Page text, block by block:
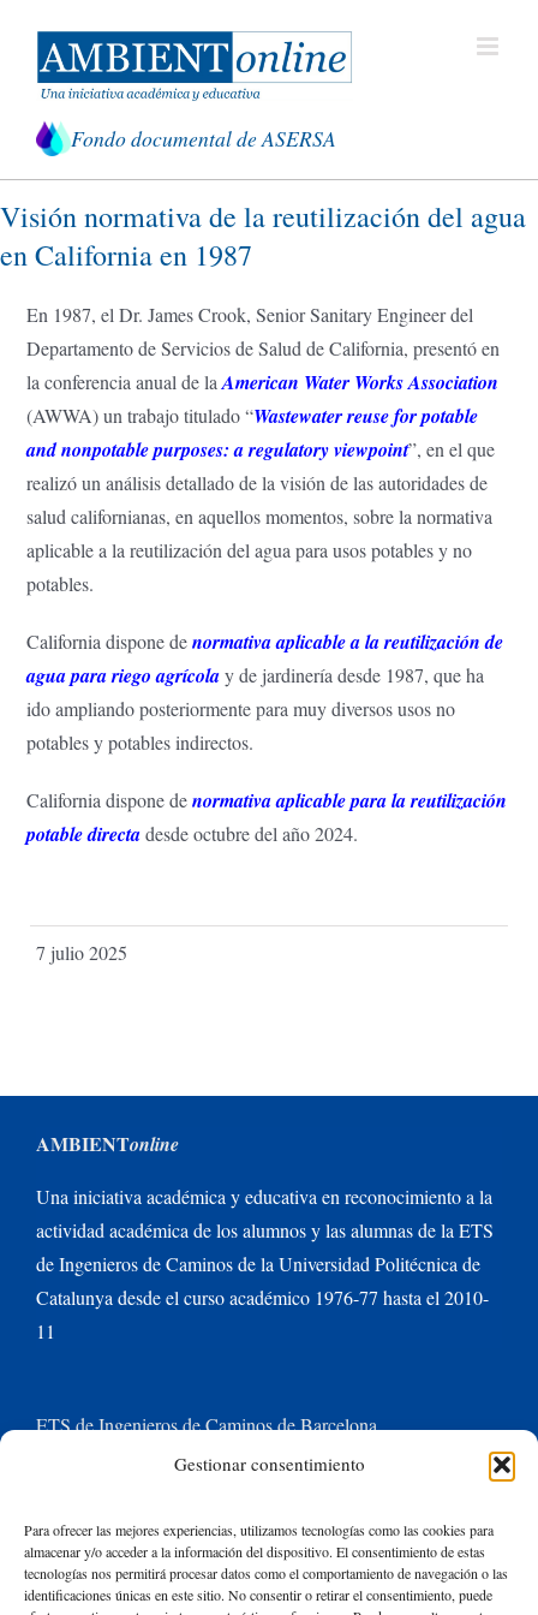
Gestionar consentimiento
Para ofrecer las mejores experiencias, utilizamos tecnologías como las cookies para
almacenar y/o acceder a la información del dispositivo. El consentimiento de estas
tecnologías nos permitirá procesar datos como el comportamiento de navegación o las
identificaciones únicas en este sitio. No consentir o retirar el consentimiento, puede
contenido
Fondo documental de ASERSA
Visión normativa de la reutilización del agua
en California en 1987
En 1987, el Dr. James Crook, Senior Sanitary Engineer del
Departamento de Servicios de Salud de California, presentó en
la conferencia anual de laAmerican Water Works Association
(AWWA) un trabajo titulado “Wastewater reuse for potable
and nonpotable purposes: a regulatory viewpoint”, en el que
realizó un análisis detallado de la visión de las autoridades de
salud californianas, en aquellos momentos, sobre la normativa
aplicable a la reutilización del agua para usos potables y no
potables.
California dispone denormativa aplicable a la reutilización de
agua para riego agrícolay de jardinería desde 1987, que ha
ido ampliando posteriormente para muy diversos usos no
potables y potables indirectos.
California dispone denormativa aplicable para la reutilización
potable directadesde octubre del año 2024.
7 julio 2025
AMBIENTonline
Una iniciativa académica y educativa en reconocimiento a la
actividad académica de los alumnos y las alumnas de la ETS
de Ingenieros de Caminos de la Universidad Politécnica de
Catalunya desde el curso académico 1976-77 hasta el 2010-
11
ETS de Ingenieros de Caminos de Barcelona
Universitat Politècnica de Catalunya BarcelonaTech
Contacte con nosotros